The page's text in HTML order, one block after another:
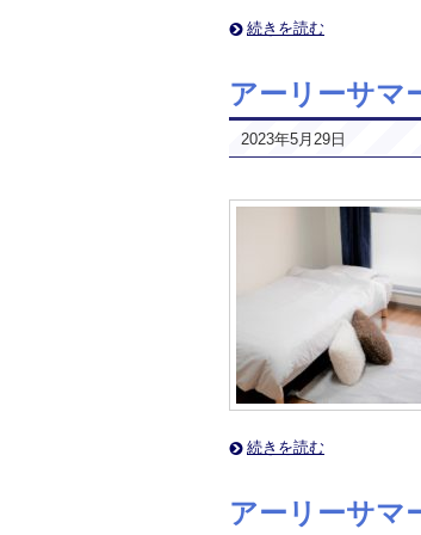
続きを読む
アーリーサマ
2023年5月29日
続きを読む
アーリーサマ